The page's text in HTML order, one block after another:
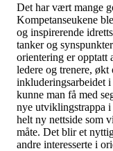
Det har vært mange
Kompetanseukene
og inspirerende
tanker og
orientering er opptatt
ledere og trenere,
inkluderingsarbeidet
kunne man få med
nye utviklingstrappa i
helt ny nettside som
måte. Det blir et
andre interesserte i